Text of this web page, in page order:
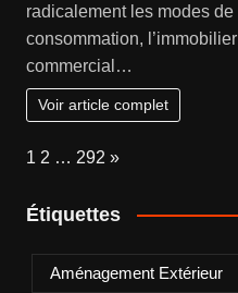
radicalement les modes de
consommation, l’immobilier
commercial…
Voir article complet
Page:
1 2 … 292 Next
»
Étiquettes
Aménagement Extérieur